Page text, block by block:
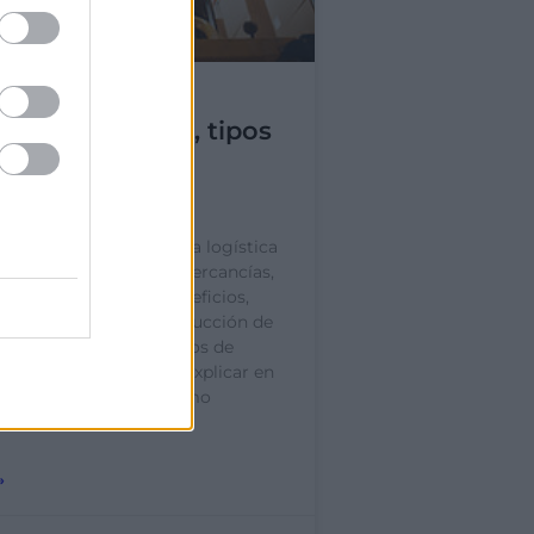
cross docking, tipos
en
es una estrategia logística
optimizar el flujo de mercancías,
en grandes beneficios,
mayor eficiencia y reducción de
Escuela de Negocios de
Valencia os vamos a explicar en
es cross docking, cómo